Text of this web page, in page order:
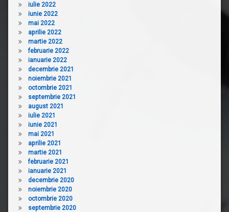
iulie 2022
iunie 2022
mai 2022
aprilie 2022
martie 2022
februarie 2022
ianuarie 2022
decembrie 2021
noiembrie 2021
octombrie 2021
septembrie 2021
august 2021
iulie 2021
iunie 2021
mai 2021
aprilie 2021
martie 2021
februarie 2021
ianuarie 2021
decembrie 2020
noiembrie 2020
octombrie 2020
septembrie 2020